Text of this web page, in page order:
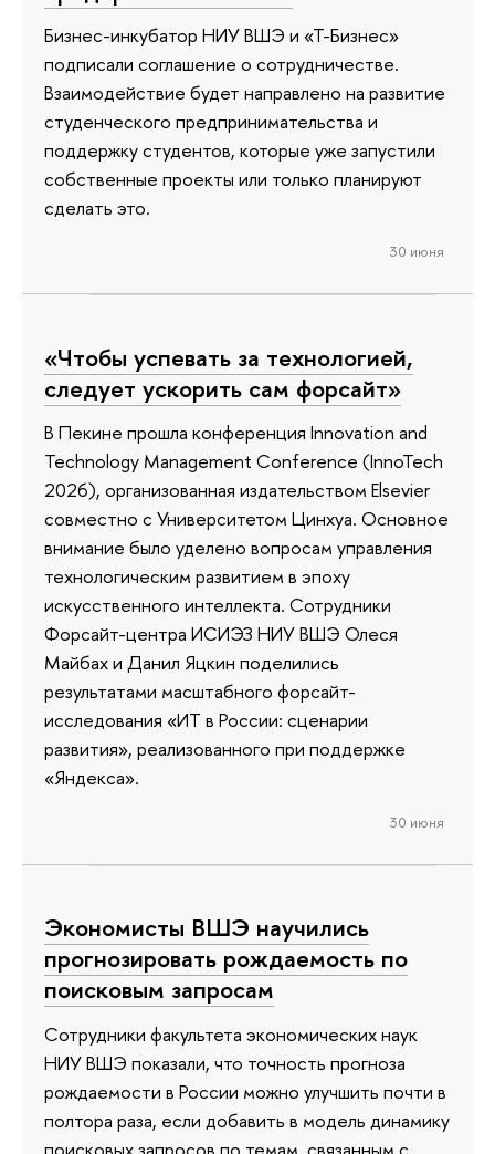
Бизнес-инкубатор НИУ ВШЭ и «Т-Бизнес»
подписали соглашение о сотрудничестве.
Взаимодействие будет направлено на развитие
студенческого предпринимательства и
поддержку студентов, которые уже запустили
собственные проекты или только планируют
сделать это.
30 июня
«Чтобы успевать за технологией,
следует ускорить сам форсайт»
В Пекине прошла конференция Innovation and
Technology Management Conference (InnoTech
2026), организованная издательством Elsevier
совместно с Университетом Цинхуа. Основное
внимание было уделено вопросам управления
технологическим развитием в эпоху
искусственного интеллекта. Сотрудники
Форсайт-центра ИСИЭЗ НИУ ВШЭ Олеся
Майбах и Данил Яцкин поделились
результатами масштабного форсайт-
исследования «ИТ в России: сценарии
развития», реализованного при поддержке
«Яндекса».
30 июня
Экономисты ВШЭ научились
прогнозировать рождаемость по
поисковым запросам
Сотрудники факультета экономических наук
НИУ ВШЭ показали, что точность прогноза
рождаемости в России можно улучшить почти в
полтора раза, если добавить в модель динамику
поисковых запросов по темам, связанным с